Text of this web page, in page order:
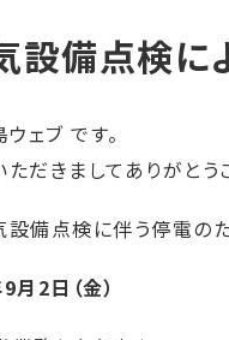
設備点検
ェブ です。
だきましてありがとう
備点検に伴う停電の
2日（金）